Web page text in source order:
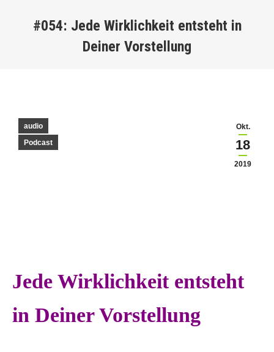
#054: Jede Wirklichkeit entsteht in
Deiner Vorstellung
Okt.
18
2019
audio
Podcast
Jede Wirklichkeit entsteht
in Deiner Vorstellung